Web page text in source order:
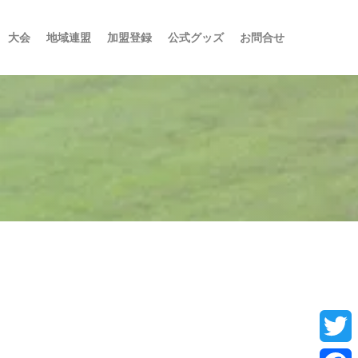
大会 地域連盟 加盟登録 公式グッズ お問合せ